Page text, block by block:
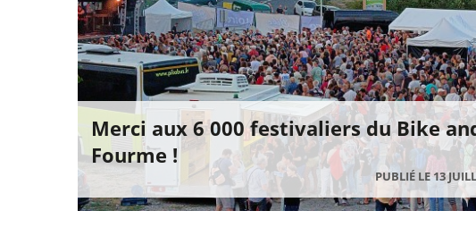
Merci aux 6 000 festivaliers du Bike
Fourme !
PUBLIÉ LE 13